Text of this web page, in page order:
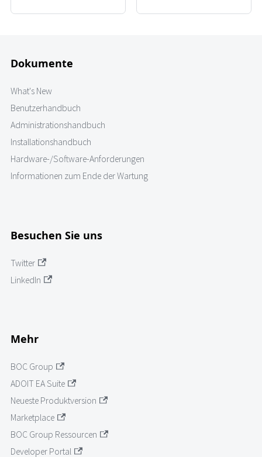
Dokumente
What's New
Benutzerhandbuch
Administrationshandbuch
Installationshandbuch
Hardware-/Software-Anforderungen
Informationen zum Ende der Wartung
Besuchen Sie uns
Twitter
LinkedIn
Mehr
BOC Group
ADOIT EA Suite
Neueste Produktversion
Marketplace
BOC Group Ressourcen
Developer Portal